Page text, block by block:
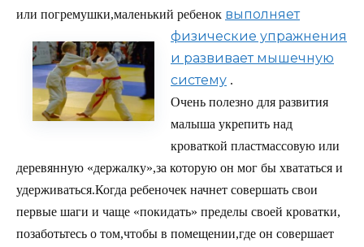
или погремушки,маленький ребенок выполняет
физические упражнения
и развивает мышечную
систему .
Очень полезно для развития
малыша укрепить над
кроваткой пластмассовую или
деревянную «держалку»,за которую он мог бы хвататься и
удерживаться.Когда ребеночек начнет совершать свои
первые шаги и чаще «покидать» пределы своей кроватки,
позаботьтесь о том,чтобы в помещении,где он совершает